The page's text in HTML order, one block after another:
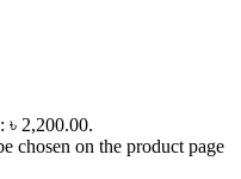
৳ 2,200.00.
chosen on the product page